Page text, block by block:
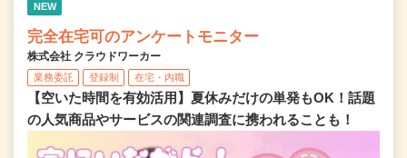
NEW
完全在宅可のアンケートモニター
株式会社 クラウドワーカー
業務委託 登録制 在宅・内職
【空いた時間を有効活用】夏休みだけの単発もOK！話題
の人気商品やサービスの関連調査に携われることも！